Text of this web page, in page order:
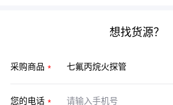
想找货源？
采购商品
您的电话